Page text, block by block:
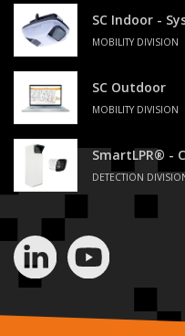
SC Indoor -
MOBILITY DIVISION
SC Outdoor
MOBILITY DIVISION
SmartLPR® -
DETECTION